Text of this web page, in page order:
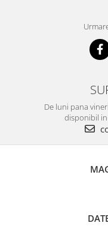
De luni pana
disponibil in